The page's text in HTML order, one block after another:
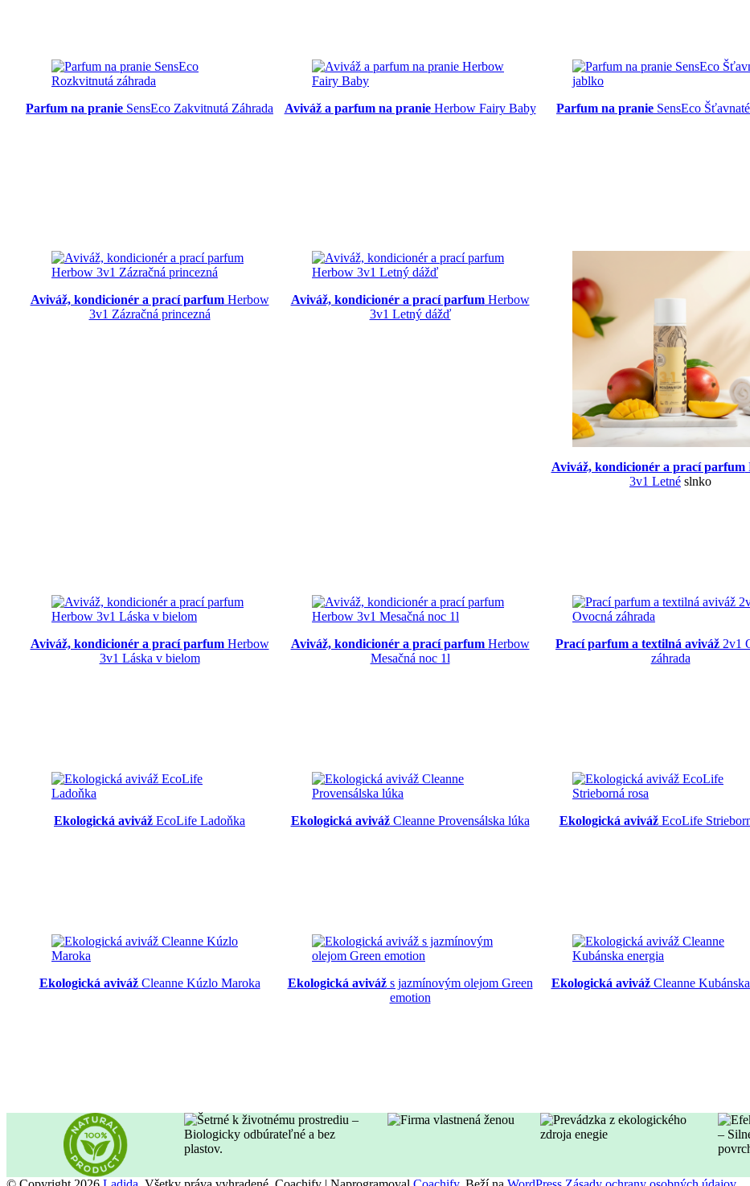
Parfum na pranie SensEco Zakvitnutá Záhrada Aviváž a parfum na pranieHerbow Fairy Baby Parfum na pranie SensEco
Aviváž, kondicionér a prací parfumHerbow
3v1 Zázračná princezná
Aviváž, kondicionér a prací parfumHerbow
3v1 Letný dážď
Aviváž, kondicionér a prací parfum
3v1 Letné slnko
Aviváž, kondicionér a prací parfumHerbow
3v1 Láska v bielom
Aviváž, kondicionér a prací parfum Herbow
Mesačná noc 1l
Prací parfum a textilná aviváž 2v1
záhrada
Ekologická aviváž EcoLife Ladoňka Ekologická avivážCleanne Provensálska lúka Ekologická avivážEcoLife
Ekologická aviváž Cleanne Kúzlo Maroka Ekologická avivážs jazmínovým olejom Green
emotion
Ekologická avivážCleanne